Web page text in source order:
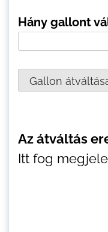
Hány gallont
Az átváltás
Itt fog